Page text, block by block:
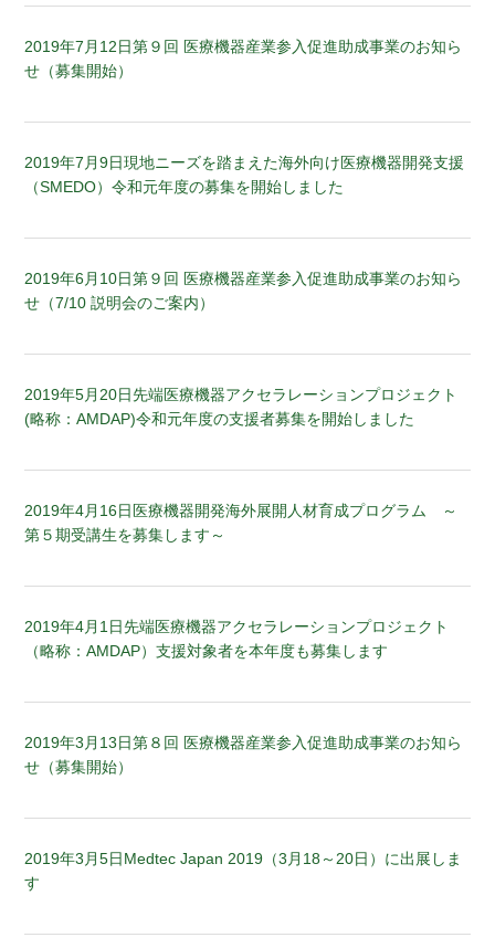
2019年7月12日第９回 医療機器産業参入促進助成事業のお知ら
せ（募集開始）
2019年7月9日現地ニーズを踏まえた海外向け医療機器開発支援
（SMEDO）令和元年度の募集を開始しました
2019年6月10日第９回 医療機器産業参入促進助成事業のお知ら
せ（7/10 説明会のご案内）
2019年5月20日先端医療機器アクセラレーションプロジェクト
(略称：AMDAP)令和元年度の支援者募集を開始しました
2019年4月16日医療機器開発海外展開人材育成プログラム ～
第５期受講生を募集します～
2019年4月1日先端医療機器アクセラレーションプロジェクト
（略称：AMDAP）支援対象者を本年度も募集します
2019年3月13日第８回 医療機器産業参入促進助成事業のお知ら
せ（募集開始）
2019年3月5日Medtec Japan 2019（3月18～20日）に出展しま
す